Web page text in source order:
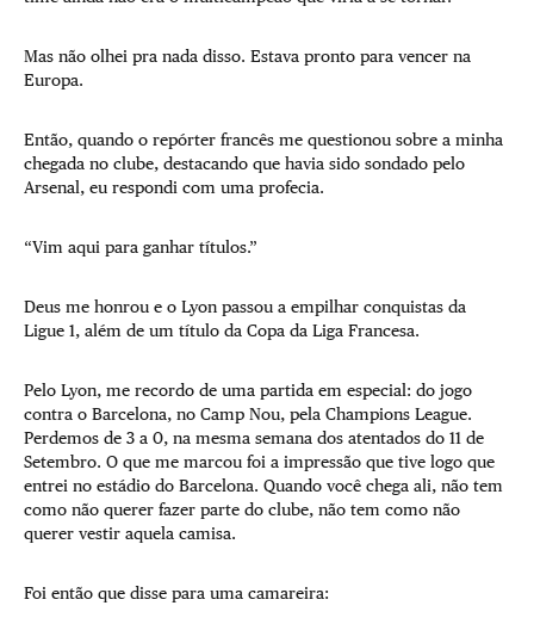
Mas não olhei pra nada disso. Estava pronto para vencer na
Europa.
Então, quando o repórter francês me questionou sobre a minha
chegada no clube, destacando que havia sido sondado pelo
Arsenal, eu respondi com uma profecia.
“Vim aqui para ganhar títulos.”
Deus me honrou e o Lyon passou a empilhar conquistas da
Ligue 1, além de um título da Copa da Liga Francesa.
Pelo Lyon, me recordo de uma partida em especial: do jogo
contra o Barcelona, no Camp Nou, pela Champions League.
Perdemos de 3 a 0, na mesma semana dos atentados do 11 de
Setembro. O que me marcou foi a impressão que tive logo que
entrei no estádio do Barcelona. Quando você chega ali, não tem
como não querer fazer parte do clube, não tem como não
querer vestir aquela camisa.
Foi então que disse para uma camareira: